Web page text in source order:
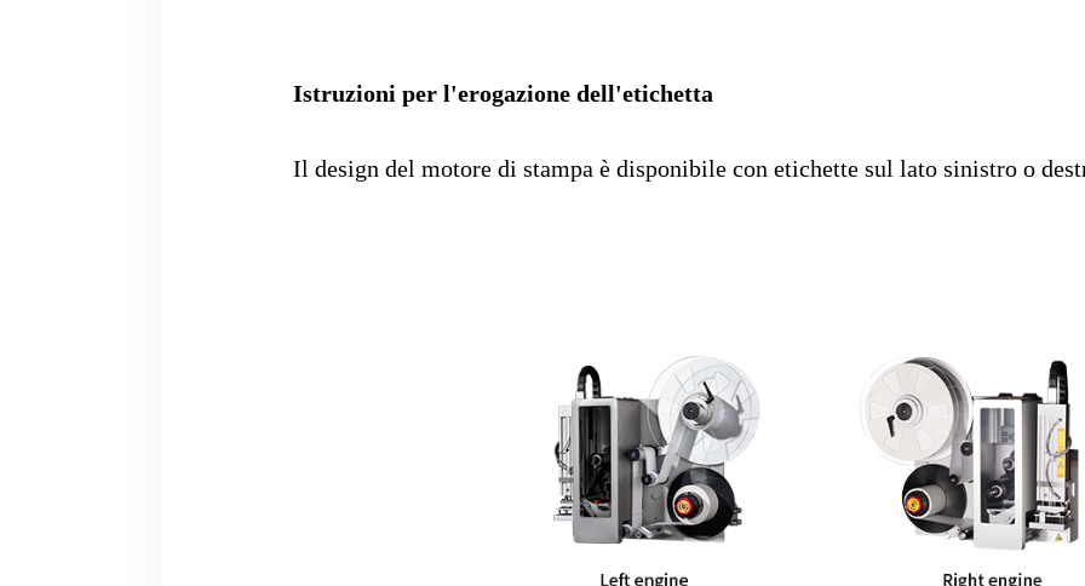
Istruzioni per l'erogazione dell'etichetta
Il design del motore di stampa è disponibile con etichette sul lato sinistro o